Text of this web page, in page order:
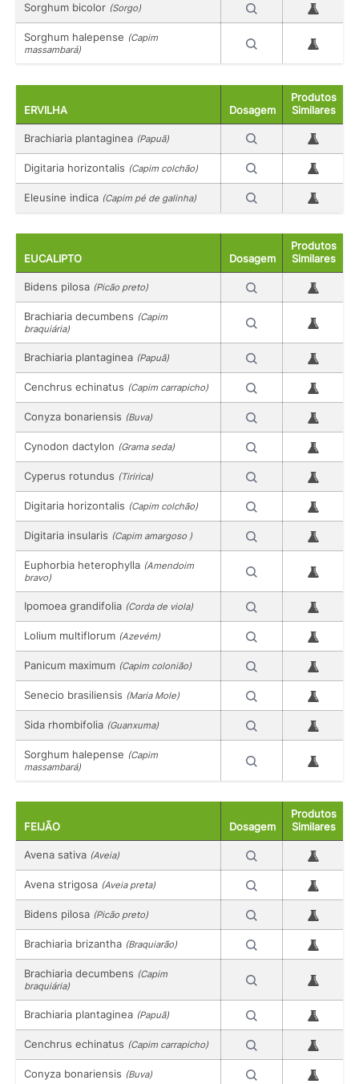
Sorghum bicolor (Sorgo)
Sorghum halepense (Capim
massambará)
ERVILHA Dosagem
Produtos
Similares
Brachiaria plantaginea (Papuã)
Digitaria horizontalis (Capim colchão)
Eleusine indica (Capim pé de galinha)
EUCALIPTO Dosagem
Produtos
Similares
Bidens pilosa (Picão preto)
Brachiaria decumbens (Capim
braquiária)
Brachiaria plantaginea (Papuã)
Cenchrus echinatus (Capim carrapicho)
Conyza bonariensis (Buva)
Cynodon dactylon (Grama seda)
Cyperus rotundus (Tiririca)
Digitaria horizontalis (Capim colchão)
Digitaria insularis (Capim amargoso )
Euphorbia heterophylla (Amendoim
bravo)
Ipomoea grandifolia (Corda de viola)
Lolium multiflorum (Azevém)
Panicum maximum (Capim colonião)
Senecio brasiliensis (Maria Mole)
Sida rhombifolia (Guanxuma)
Sorghum halepense (Capim
massambará)
FEIJÃO Dosagem
Produtos
Similares
Avena sativa (Aveia)
Avena strigosa (Aveia preta)
Bidens pilosa (Picão preto)
Brachiaria brizantha (Braquiarão)
Brachiaria decumbens (Capim
braquiária)
Brachiaria plantaginea (Papuã)
Cenchrus echinatus (Capim carrapicho)
Conyza bonariensis (Buva)